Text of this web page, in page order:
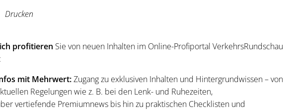
Drucken
profitieren Sie von neuen Inhalten im Online-Profiportal VerkehrsRundschau
mit Mehrwert:Zugang zu exklusiven Inhalten und Hintergrundwissen – von
Regelungen wie z. B. bei den Lenk- und Ruhezeiten,
vertiefende Premiumnews bis hin zu praktischen Checklisten und